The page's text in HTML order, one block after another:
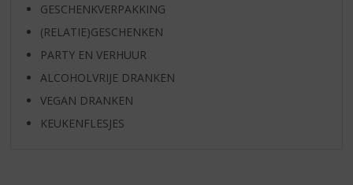
GESCHENKVERPAKKING
(RELATIE)GESCHENKEN
PARTY EN VERHUUR
ALCOHOLVRIJE DRANKEN
VEGAN DRANKEN
KEUKENFLESJES